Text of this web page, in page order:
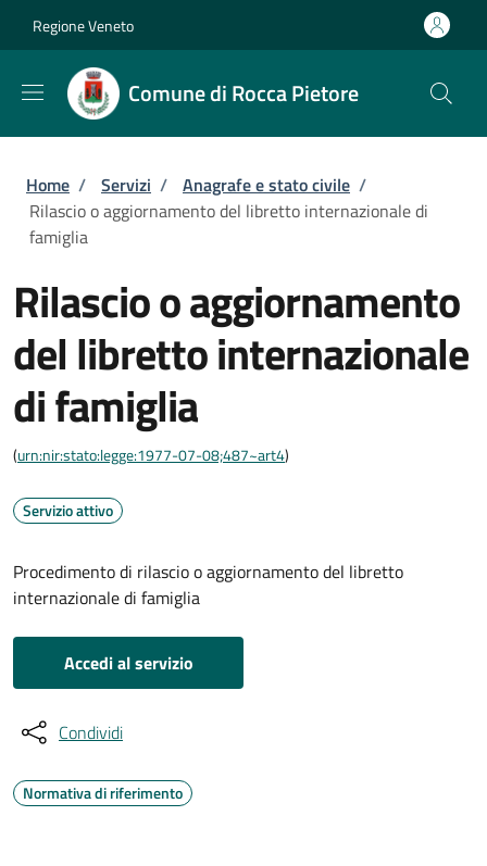
Regione Veneto
Comune di Rocca Pietore
Briciole di pane
Home / Servizi / Anagrafe e stato civile /
Rilascio o aggiornamento del libretto internazionale di
famiglia
Rilascio o aggiornamento
del libretto internazionale
di famiglia
(urn:nir:stato:legge:1977-07-08;487~art4)
Servizio attivo
Procedimento di rilascio o aggiornamento del libretto
internazionale di famiglia
Accedi al servizio
Condividi
Normativa di riferimento